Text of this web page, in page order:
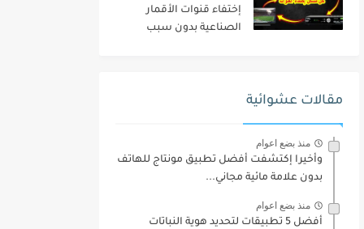
إختفاء قنوات الأقمار
الصناعية بدون سبب
مقالات عشوائية
منذ بضع اعوام
وأخيرا إكتشفت أفضل تطبيق مونتاج للهاتف
بدون علامة مائية مجاني...
منذ بضع اعوام
أفضل 5 تطبيقات لتحديد هوية النباتات